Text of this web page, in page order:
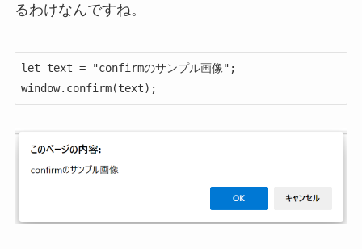
るわけなんですね。
let text = "confirmのサンプル画像";
window.confirm(text);